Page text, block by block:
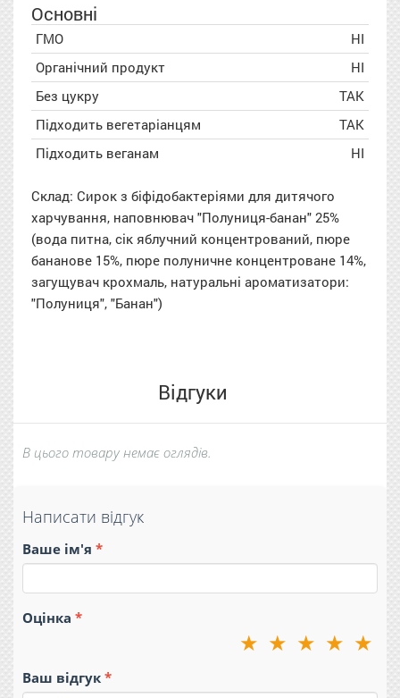
Основні
ГМО
НІ
Органічний продукт
НІ
Без цукру
ТАК
Підходить вегетаріанцям
ТАК
Підходить веганам
НІ
Склад: Сирок з біфідобактеріями для дитячого
харчування, наповнювач "Полуниця-банан" 25%
(вода питна, сік яблучний концентрований, пюре
бананове 15%, пюре полуничне концентроване 14%,
загущувач крохмаль, натуральні ароматизатори:
"Полуниця", "Банан")
Відгуки
В цього товару немає оглядів.
Написати відгук
Ваше ім'я
Оцінка
★
★
★
★
★
Ваш відгук